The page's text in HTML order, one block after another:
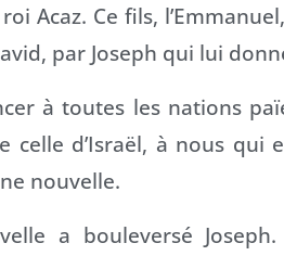
Acaz. Ce fils,
par Joseph qui lui
à toutes les nations
celle d’Israël, à nous qui
nouvelle.
a bouleversé